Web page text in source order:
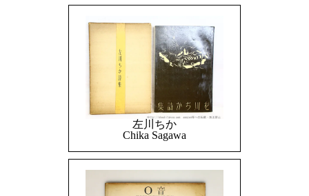
左川ちか
Chika Sagawa